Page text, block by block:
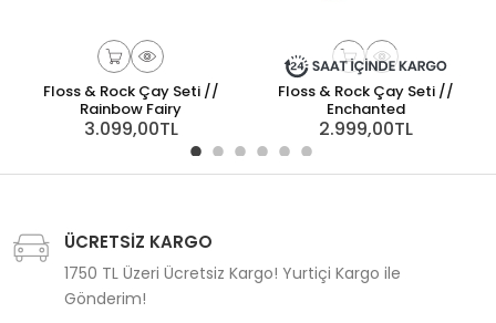
Floss & Rock Çay Seti //
Rainbow Fairy
3.099,00TL
Floss & Rock Çay Seti //
Enchanted
2.999,00TL
ÜCRETSİZ KARGO
1750 TL Üzeri Ücretsiz Kargo! Yurtiçi Kargo ile
Gönderim!